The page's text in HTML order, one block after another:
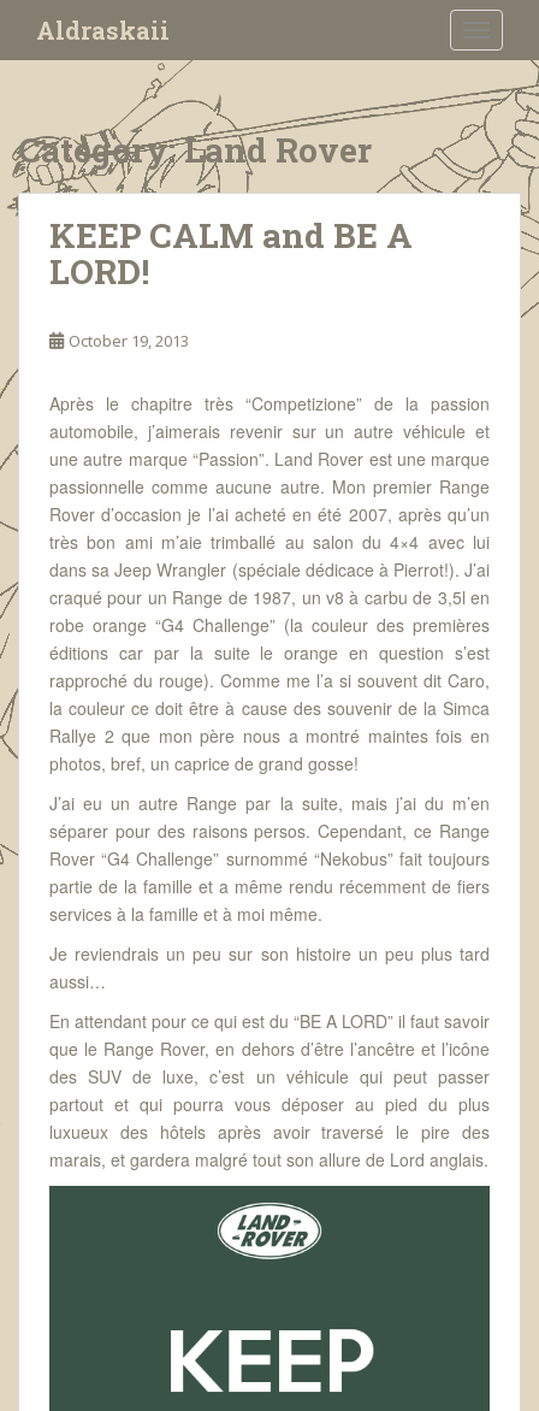
i
m
a
e
t
Aldraskaii
Category:Land Rover
KEEP CALM and BE A
LORD!
October 19, 2013
Après le chapitre très “Competizione” de la passion
automobile, j’aimerais revenir sur un autre véhicule et
une autre marque “Passion”. Land Rover est une marque
passionnelle comme aucune autre. Mon premier Range
Rover d’occasion je l’ai acheté en été 2007, après qu’un
très bon ami m’aie trimballé au salon du 4×4 avec lui
dans sa Jeep Wrangler (spéciale dédicace à Pierrot!). J’ai
craqué pour un Range de 1987, un v8 à carbu de 3,5l en
robe orange “G4 Challenge” (la couleur des premières
éditions car par la suite le orange en question s’est
rapproché du rouge). Comme me l’a si souvent dit Caro,
la couleur ce doit être à cause des souvenir de la Simca
Rallye 2 que mon père nous a montré maintes fois en
photos, bref, un caprice de grand gosse!
J’ai eu un autre Range par la suite, mais j’ai du m’en
séparer pour des raisons persos. Cependant, ce Range
Rover “G4 Challenge” surnommé “Nekobus” fait toujours
partie de la famille et a même rendu récemment de fiers
services à la famille et à moi même.
Je reviendrais un peu sur son histoire un peu plus tard
aussi…
En attendant pour ce qui est du “BE A LORD” il faut savoir
que le Range Rover, en dehors d’être l’ancêtre et l’icône
des SUV de luxe, c’est un véhicule qui peut passer
partout et qui pourra vous déposer au pied du plus
luxueux des hôtels après avoir traversé le pire des
marais, et gardera malgré tout son allure de Lord anglais.